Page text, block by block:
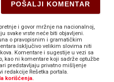
i govor mržnje na nacionalnoj,
svake vrste neće biti objavljeni.
o pravopisnim i gramatičkim
isključivo velikim slovima niti
Komentare i sugestije u vezi sa
kao ni komentare koji sadrže optužbe
predstavljaju privatno mišljenje
redakcije Rešetka portala.
korišćenja.